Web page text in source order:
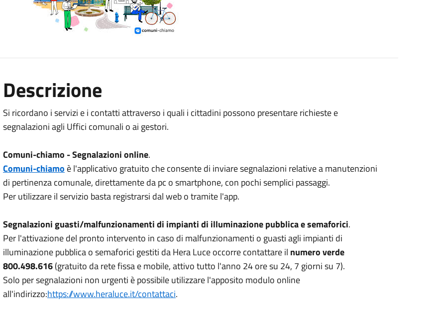
Descrizione
Si ricordano i servizi e i contatti attraverso i quali i cittadini possono presentare richieste e
segnalazioni agli Uffici comunali o ai gestori.
Comuni-chiamo - Segnalazioni online.
Comuni-chiamo è l'applicativo gratuito che consente di inviare segnalazioni relative a manutenzioni
di pertinenza comunale, direttamente da pc o smartphone, con pochi semplici passaggi.
Per utilizzare il servizio basta registrarsi dal web o tramite l'app.
Segnalazioni guasti/malfunzionamenti di impianti di illuminazione pubblica e semaforici.
Per l'attivazione del pronto intervento in caso di malfunzionamenti o guasti agli impianti di
illuminazione pubblica o semaforici gestiti da Hera Luce occorre contattare il numero verde
800.498.616(gratuito da rete fissa e mobile, attivo tutto l'anno 24 ore su 24, 7 giorni su 7).
Solo per segnalazioni non urgenti è possibile utilizzare l'apposito modulo online
all'indirizzo:https://www.heraluce.it/contattaci.